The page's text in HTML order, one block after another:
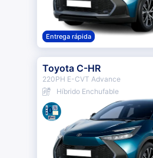
Entrega rápida
Toyota C-HR
220PH E-CVT Advance
Híbrido Enchufable